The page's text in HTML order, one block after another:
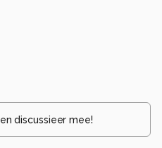
en discussieer mee!